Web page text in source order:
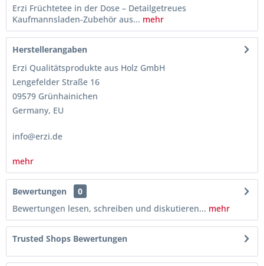
Erzi Früchtetee in der Dose – Detailgetreues
Kaufmannsladen-Zubehör aus... mehr
Herstellerangaben
Erzi Qualitätsprodukte aus Holz GmbH
Lengefelder Straße 16
09579 Grünhainichen
Germany, EU
info@erzi.de
mehr
Bewertungen
0
Bewertungen lesen, schreiben und diskutieren... mehr
Trusted Shops Bewertungen